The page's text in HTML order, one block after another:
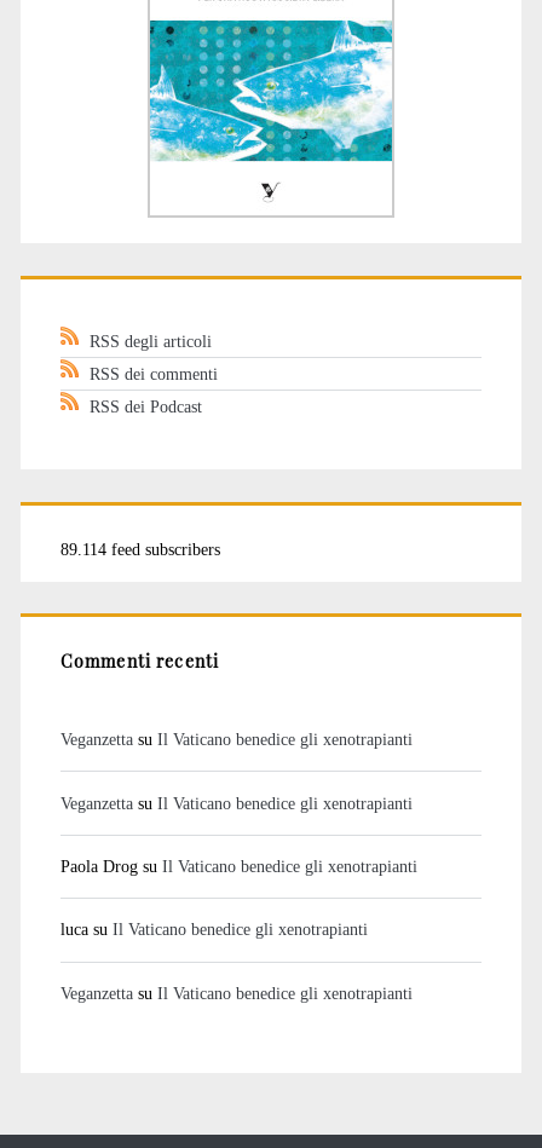
RSS degli articoli
RSS dei commenti
RSS dei Podcast
89.114 feed subscribers
Commenti recenti
Veganzettasu Il Vaticano benedice gli xenotrapianti
Veganzettasu Il Vaticano benedice gli xenotrapianti
Paola Drogsu Il Vaticano benedice gli xenotrapianti
lucasu Il Vaticano benedice gli xenotrapianti
Veganzettasu Il Vaticano benedice gli xenotrapianti